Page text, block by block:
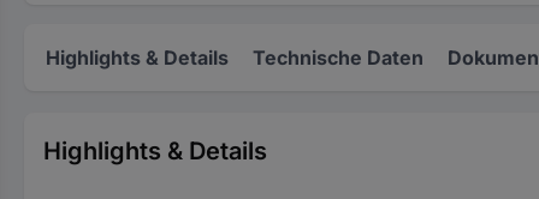
Highlights & Details Technische Daten
Highlights & Details